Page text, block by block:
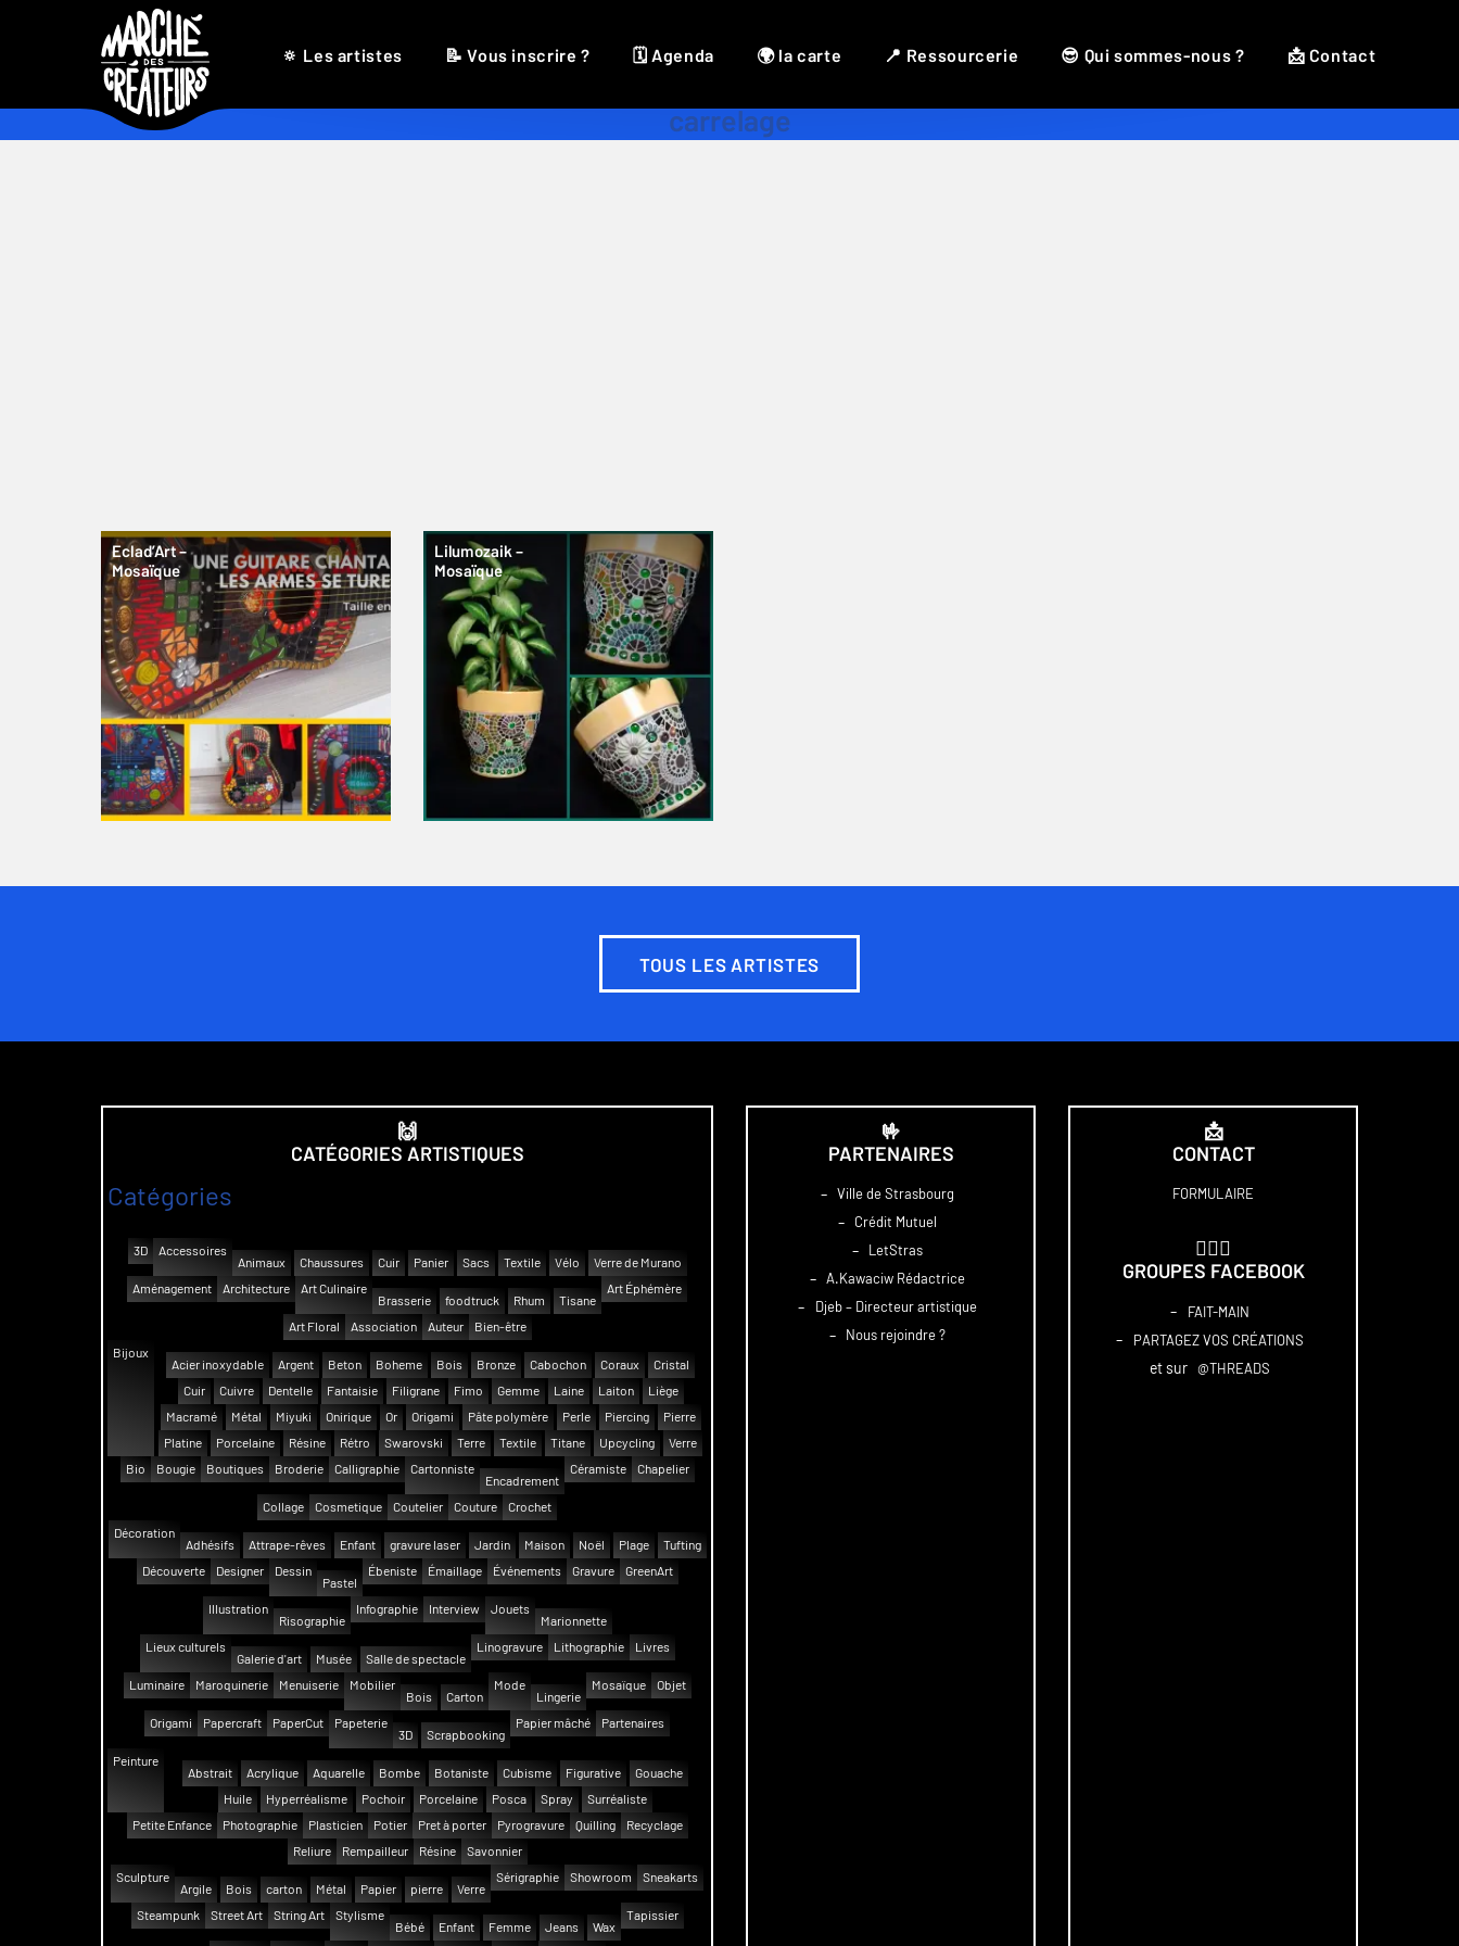
🔅 Les artistes 📝 Vous inscrire ? 🗓 Agenda 🌍 la carte 📍 Ressourcerie 😎 Qui sommes-nous ? 📩 Contact
carrelage
Eclad’Art –
Mosaïque
Lilumozaik –
Mosaïque
TOUS LES ARTISTES
🙌
CATÉGORIES ARTISTIQUES
Catégories
3D
Accessoires
Animaux
Chaussures Cuir Panier Sacs Textile Vélo
Verre de Murano
Aménagement
Architecture
Art Culinaire
Brasserie
foodtruck Rhum Tisane
Art Éphémère
Art Floral Association Auteur
Bien-être
Bijoux
Acier inoxydable
Argent Beton Boheme Bois Bronze Cabochon Coraux
Cristal
Cuir
Cuivre Dentelle Fantaisie Filigrane Fimo Gemme Laine Laiton
Liège
Macramé
Métal Miyuki Onirique Or Origami Pâte polymère Perle Piercing
Pierre
Platine
Porcelaine Résine Rétro Swarovski Terre Textile Titane Upcycling
Verre
Bio
Bougie Boutiques Broderie Calligraphie
Cartonniste
Encadrement
Céramiste Chapelier
Collage Cosmetique Coutelier Couture
Crochet
Décoration
Adhésifs
Attrape-rêves Enfant gravure laser Jardin Maison Noël Plage
Tufting
Découverte
Designer
Dessin
Pastel
Ébeniste Émaillage Événements Gravure GreenArt
Illustration
Risographie
Infographie Interview
Jouets
Marionnette
Lieux culturels
Galerie d'art
Musée Salle de spectacle
Linogravure Lithographie Livres
Luminaire Maroquinerie Menuiserie
Mobilier
Bois
Carton
Mode
Lingerie
Mosaïque Objet
Origami Papercraft PaperCut
Papeterie
3D
Scrapbooking
Papier mâché Partenaires
Peinture
Abstrait
Acrylique Aquarelle Bombe Botaniste Cubisme Figurative
Gouache
Huile
Hyperréalisme Pochoir Porcelaine Posca Spray
Surréaliste
Petite Enfance
Photographie Plasticien Potier Pret à porter Pyrogravure Quilling
Recyclage
Reliure
Rempailleur Résine
Savonnier
Sculpture
Argile
Bois carton Métal Papier pierre Verre
Sérigraphie Showroom Sneakarts
Steampunk Street Art String Art
Stylisme
Bébé
Enfant Femme Jeans Wax
Tapissier
🤟
PARTENAIRES
– Ville de Strasbourg
– Crédit Mutuel
– LetStras
– A.Kawaciw Rédactrice
– Djeb – Directeur artistique
– Nous rejoindre ?
📩
CONTACT
FORMULAIRE
🏋🏻‍♀️
GROUPES FACEBOOK
– FAIT-MAIN
– PARTAGEZ VOS CRÉATIONS
et sur @THREADS